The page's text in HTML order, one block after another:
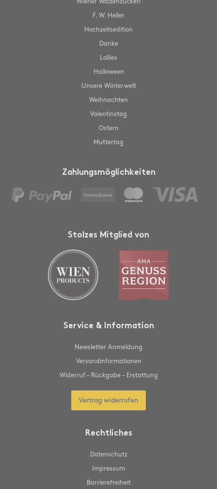
Wiener Walzenzuckerl
F. W. Heller
Hochzeitsedition
Danke
Lollies
Halloween
Unsere Winterwelt
Weihnachten
Valentinstag
Ostern
Muttertag
Zahlungsmöglichkeiten
Stolzes Mitglied von
Service & Information
Newsletter Anmeldung
Versandinformationen
Widerruf – Rückgabe – Erstattung
Vertrag widerrufen
Rechtliches
Datenschutz
Impressum
Barrierefreiheit